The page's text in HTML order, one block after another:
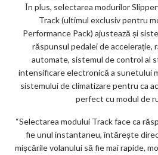
În plus, selectarea modurilor
Track (ultimul exclusiv pentru
Performance Pack) ajustează și
răspunsul pedalei de accelerație,
automate, sistemul de control al
intensificare electronică a sunetului
sistemului de climatizare pentru ca
perfect cu modul de
“Selectarea modului Track face ca
fie unul instantaneu, întărește
mișcările volanului să fie mai rapide,